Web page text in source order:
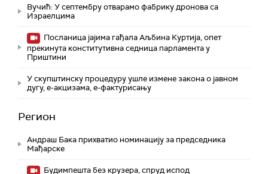
Вучић: У септембру отварамо фабрику дронова са
Израелцима
Посланица јајима гађала Аљбина Куртија, опет
прекинута конститутивна седница парламента у
Приштини
У скупштинску процедуру ушле измене закона о јавном
дугу, е-акцизама, е-фактурисању
Регион
Андраш Бака прихватио номинацију за председника
Мађарске
Будимпешта без крузера, спруд испод